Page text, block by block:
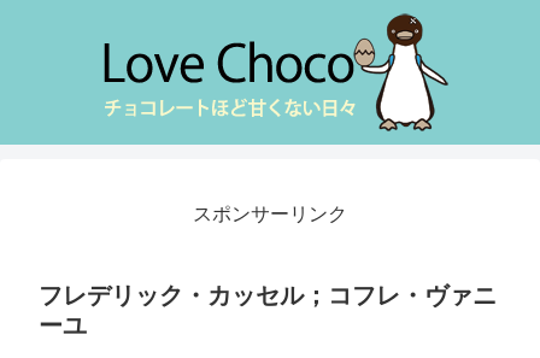
スポンサーリンク
フレデリック・カッセル；コフレ・ヴァニ
ーユ